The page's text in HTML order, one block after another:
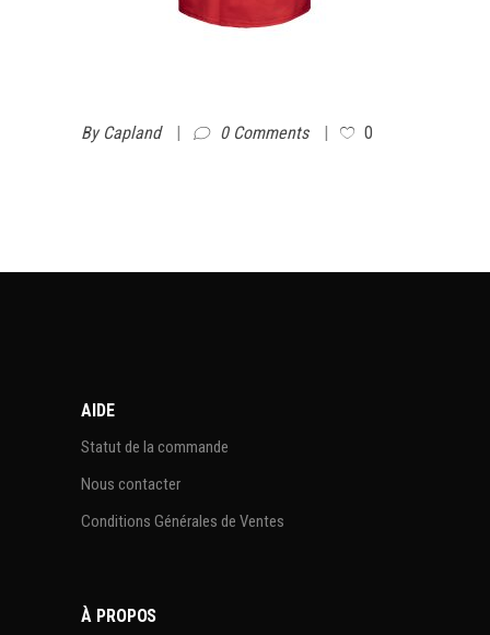
By Capland 0 Comments 0
AIDE
Statut de la commande
Nous contacter
Conditions Générales de Ventes
À PROPOS